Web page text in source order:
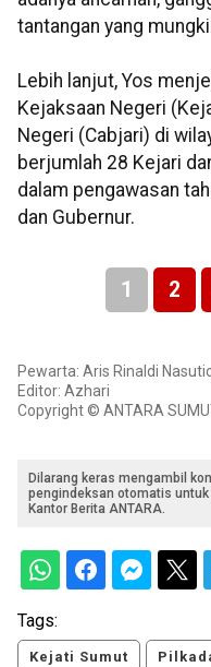
tantangan yang
Lebih lanjut, Yos
Kejaksaan Negeri
Negeri (Cabjari) di
berjumlah 28 Kejari
dalam pengawasan
dan Gubernur.
1 2
Pewarta: Aris Rinaldi
Editor: Azhari
Copyright © ANTARA
Dilarang keras mengambil
pengindeksan otomatis
Kantor Berita ANTARA.
Tags:
Kejati Sumut